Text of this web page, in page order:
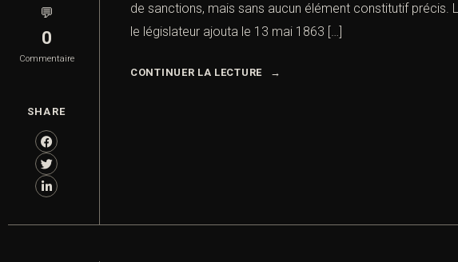
💬
0
Commentaire
SHARE
de sanctions, mais sans aucun élément constitutif précis.
le législateur ajouta le 13 mai 1863 […]
CONTINUER LA LECTURE